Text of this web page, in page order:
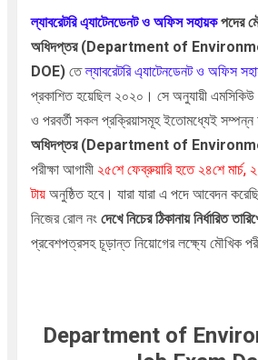
ল্যাবরেটরি এ্যাটেনডেনট ও অফিস সহায়কপদের
অধিদপ্তর (Department of
DOE) তেল্যাবরেটরি এ্যাটেনডেনট ও অফিস
প্রকাশিত হয়েছিল ২০২০। সে অনুযায়ী এমসিকিউ
ও পরবর্তী সকল প্রক্রিয়াসমূহ ইতোমধ্যেই সম্পন্ন
অধিদপ্তর (Department of
পরীক্ষা আগামী২৫শে ফেব্রুয়ারি হতে ২৪শে মার্চ,
টায় অনুষ্ঠিত হবে। যারা যারা এ পদে আবেদন
নিজের রোল নংদেখে নিচের ঠিকানায় নির্ধারিত
প্রবেশপত্রসহ চূড়ান্ত নিয়োগের লক্ষ্যে মৌখিক
Department of